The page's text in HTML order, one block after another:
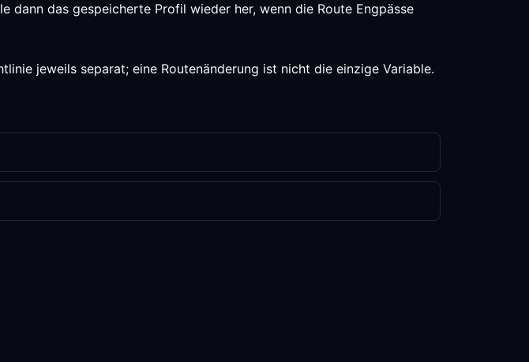
dann das gespeicherte Profil wieder her, wenn die Route Engpässe
jeweils separat; eine Routenänderung ist nicht die einzige Variable.